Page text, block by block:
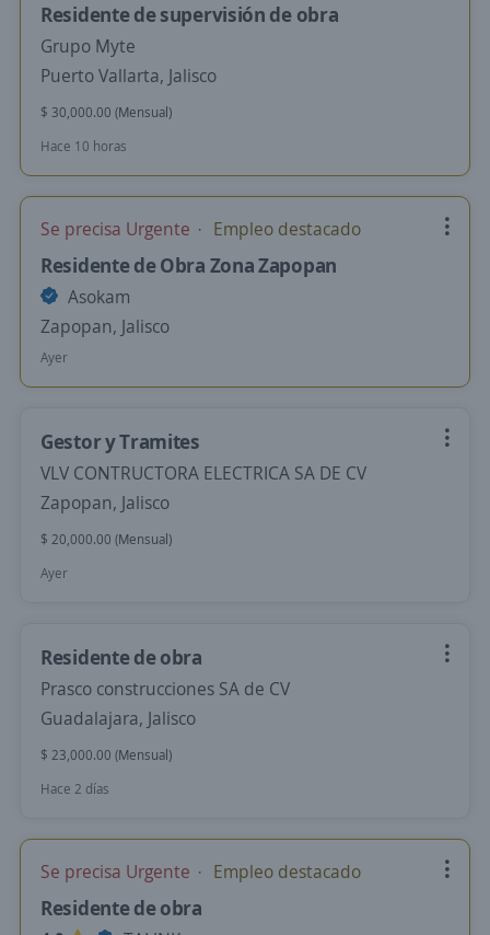
Residente de supervisión de obra
Grupo Myte
Puerto Vallarta, Jalisco
$ 30,000.00 (Mensual)
Hace 10 horas
Se precisa Urgente Empleo destacado
Residente de Obra Zona Zapopan
Asokam
Zapopan, Jalisco
Ayer
Gestor y Tramites
VLV CONTRUCTORA ELECTRICA SA DE CV
Zapopan, Jalisco
$ 20,000.00 (Mensual)
Ayer
Residente de obra
Prasco construcciones SA de CV
Guadalajara, Jalisco
$ 23,000.00 (Mensual)
Hace 2 días
Se precisa Urgente Empleo destacado
Residente de obra